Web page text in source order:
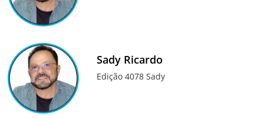
Sady Ricardo
Edição 4078 Sady